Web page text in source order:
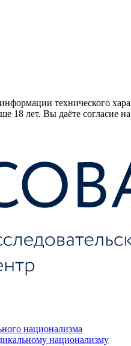
технического
18 лет. Вы даёте согласие
национализма
национализму